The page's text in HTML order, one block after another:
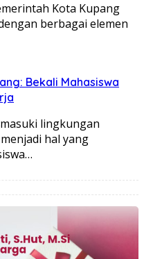
Kota Kupang
berbagai elemen
Bekali Mahasiswa
lingkungan
hal yang